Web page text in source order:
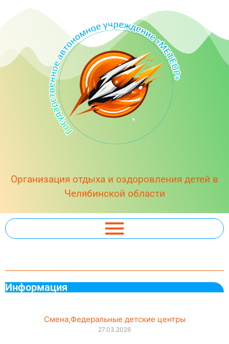
Организация отдыха и оздоровления детей в
Челябинской области
Информация
Смена,Федеральные детские центры
27.03.2026